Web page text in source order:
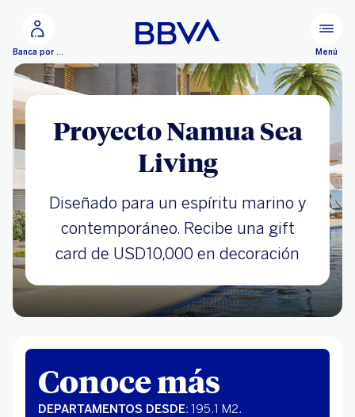
Banca por Internet Menú
Proyecto Namua Sea
Living
Diseñado para un espíritu marino y
contemporáneo. Recibe una gift
card de USD10,000 en decoración
Conoce más
DEPARTAMENTOS DESDE: 195.1 M2.